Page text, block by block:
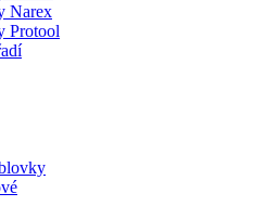
Narex
Protool